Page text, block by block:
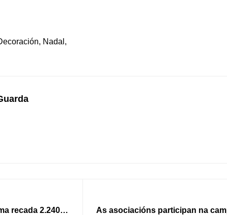
, Nadal ,
recada 2.240
As asociacións participan na